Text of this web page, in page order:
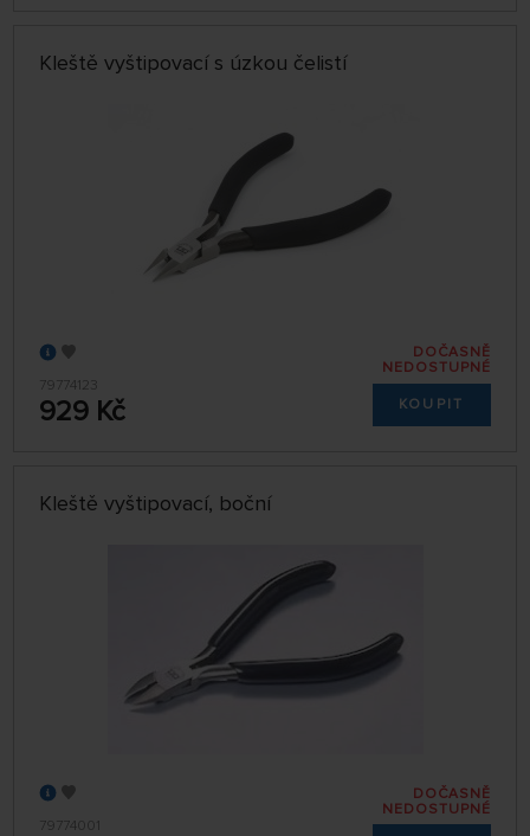
Kleště vyštipovací s úzkou čelistí
79774123
929 Kč
DOČASNĚ
NEDOSTUPNÉ
KOUPIT
Kleště vyštipovací, boční
79774001
DOČASNĚ
NEDOSTUPNÉ